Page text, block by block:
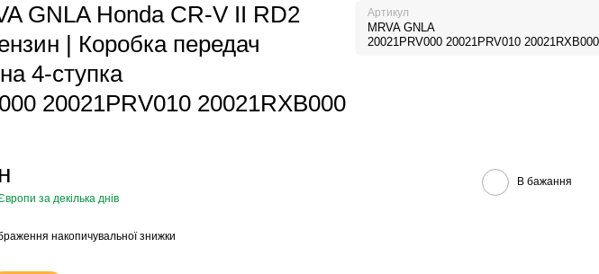
GNLA Honda CR-V II RD2
| Коробка передач
4-ступка
20021PRV010 20021RXB000
Артикул
MRVA GNLA
20021PRV000 20021PRV010 20021RXB000
за декілька днів
В бажання
накопичувальної знижки